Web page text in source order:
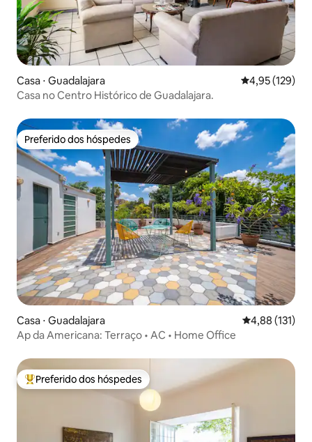
Casa ⋅ Guadalajara 4,95 de uma
4,95 (129)
Casa no Centro Histórico de Guadalajara.
Preferido dos hóspedes
Preferido dos hóspedes
Casa ⋅ Guadalajara 4,88 de uma
4,88 (131)
Ap da Americana: Terraço • AC • Home Office
Entre os melhores preferidos dos hóspedes
Preferido dos hóspedes